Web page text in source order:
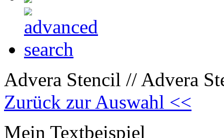
Advera Stencil // Advera
Zurück zur Auswahl <<
Mein Textbeispiel